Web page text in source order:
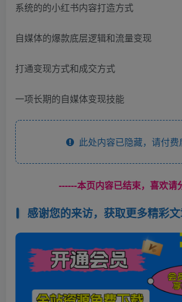
系统的的小红书内容打造方式
自媒体的爆款底层逻辑和流量变现
打通变现方式和成交方式
一项长期的自媒体变现技能
此处内容已隐藏，请付费
------本页内容已结束，喜欢请
感谢您的来访，获取更多精彩文